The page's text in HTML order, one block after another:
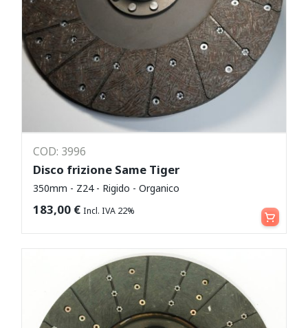
COD: 3996
Disco frizione Same Tiger
350mm - Z24 - Rigido - Organico
183,00 € Incl. IVA 22% Aggiungi al carrello